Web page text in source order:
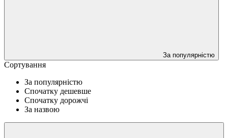
За популярністю
Сортування
За популярністю
Спочатку дешевше
Спочатку дорожчі
За назвою